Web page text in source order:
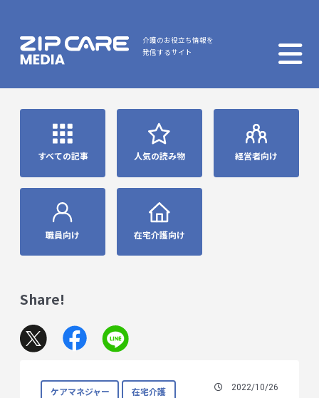
介護のお役立ち情報を
発信するサイト
すべての記事 人気の読み物 経営者向け
職員向け 在宅介護向け
Share!
ケアマネジャー 在宅介護 2022/10/26